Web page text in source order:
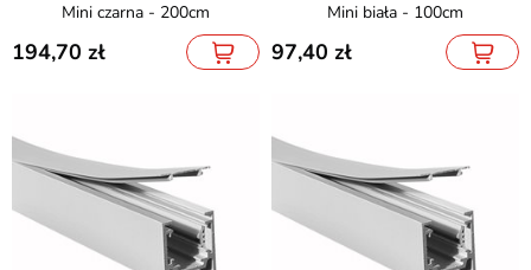
Mini czarna - 200cm
194,70
Mini biała - 100cm
97,40